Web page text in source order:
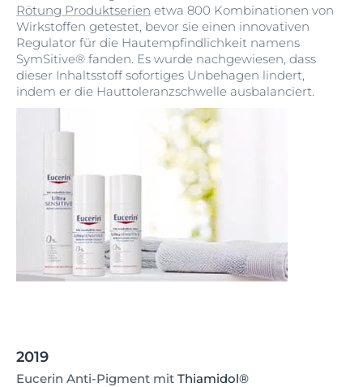
Rötung Produktserien etwa 800 Kombinationen von
Wirkstoffen getestet, bevor sie einen innovativen
Regulator für die Hautempfindlichkeit namens
SymSitive® fanden. Es wurde nachgewiesen, dass
dieser Inhaltsstoff sofortiges Unbehagen lindert,
indem er die Hauttoleranzschwelle ausbalanciert.
2019
Eucerin Anti-Pigment mit Thiamidol®